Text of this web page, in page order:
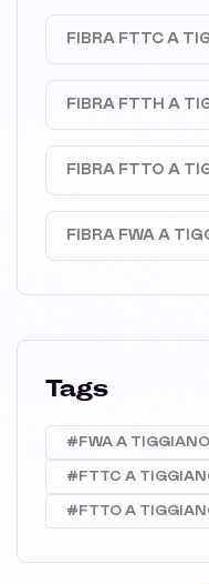
FIBRA FTTC A
FIBRA FTTH A
FIBRA FTTO A
FIBRA FWA A
Tags
#FWA A TIGGIANO
#FTTC A
#FTTO A